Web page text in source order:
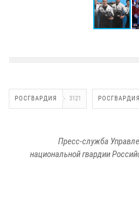
РОСГВАРДИЯ 3121
Пресс-служба
национальной гвардии